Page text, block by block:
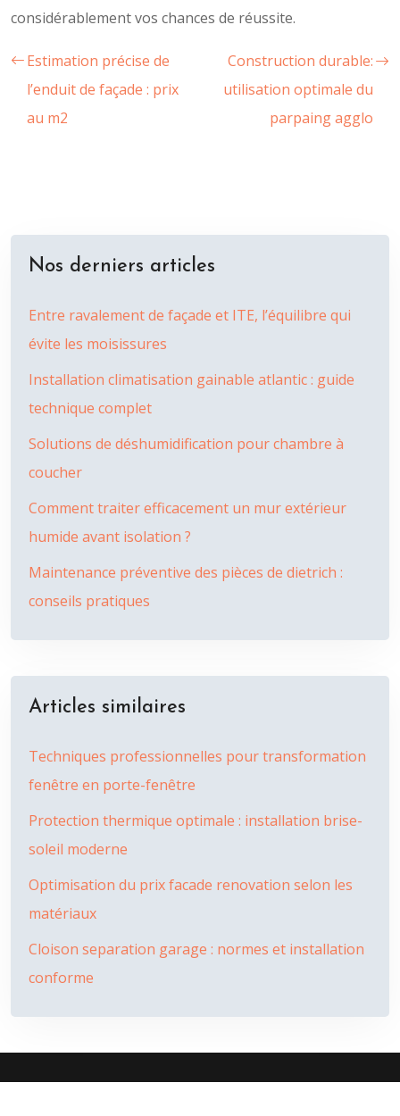
considérablement vos chances de réussite.
Estimation précise de
l’enduit de façade : prix
au m2
Construction durable:
utilisation optimale du
parpaing agglo
Nos derniers articles
Entre ravalement de façade et ITE, l’équilibre qui
évite les moisissures
Installation climatisation gainable atlantic : guide
technique complet
Solutions de déshumidification pour chambre à
coucher
Comment traiter efficacement un mur extérieur
humide avant isolation ?
Maintenance préventive des pièces de dietrich :
conseils pratiques
Articles similaires
Techniques professionnelles pour transformation
fenêtre en porte-fenêtre
Protection thermique optimale : installation brise-
soleil moderne
Optimisation du prix facade renovation selon les
matériaux
Cloison separation garage : normes et installation
conforme